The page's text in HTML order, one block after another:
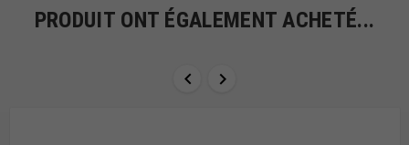
PRODUIT ONT ÉGALEMENT ACHETÉ...
 